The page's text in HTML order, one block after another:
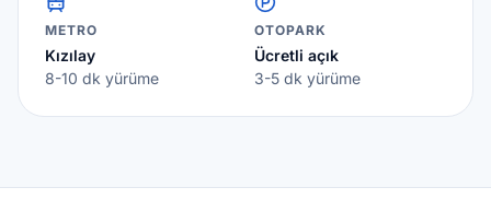
METRO
Kızılay
8-10 dk yürüme
OTOPARK
Ücretli açık
3-5 dk yürüme